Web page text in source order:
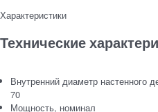
Характеристики
Технические
Внутренний диаметр настенного
70
Мощность, номинал